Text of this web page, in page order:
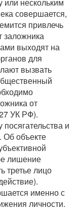
совершается,
привлечь
заложника
выходят на
для
вызвать
от
УК РФ).
и
Об объекте
лишение
третье лицо
именно с
личности.